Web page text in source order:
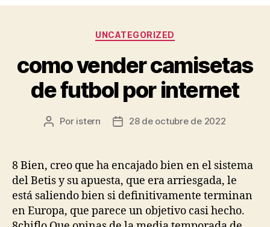
Categorías
UNCATEGORIZED
como vender camisetas
de futbol por internet
Autor
entrada
Por istern
Fecha
entrada
28 de octubre de 2022
8 Bien, creo que ha encajado bien en el sistema
del Betis y su apuesta, que era arriesgada, le
está saliendo bien si definitivamente terminan
en Europa, que parece un objetivo casi hecho.